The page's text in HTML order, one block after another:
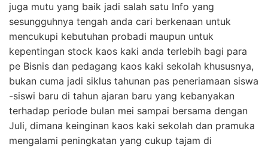
juga mutu yang baik jadi salah satu Info yang
sesungguhnya tengah anda cari berkenaan untuk
mencukupi kebutuhan probadi maupun untuk
kepentingan stock kaos kaki anda terlebih bagi para
pe Bisnis dan pedagang kaos kaki sekolah khususnya,
bukan cuma jadi siklus tahunan pas peneriamaan siswa
-siswi baru di tahun ajaran baru yang kebanyakan
terhadap periode bulan mei sampai bersama dengan
Juli, dimana keinginan kaos kaki sekolah dan pramuka
mengalami peningkatan yang cukup tajam di